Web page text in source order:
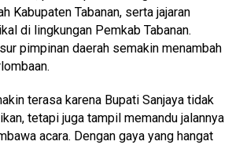
Kabupaten Tabanan, serta jajaran
di lingkungan Pemkab Tabanan.
pimpinan daerah semakin menambah
terasa karena Bupati Sanjaya tidak
tetapi juga tampil memandu jalannya
acara. Dengan gaya yang hangat